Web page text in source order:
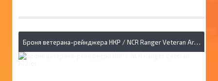
Б
роня ветерана-рейнджера НКР / NCR Ranger Veteran Armor